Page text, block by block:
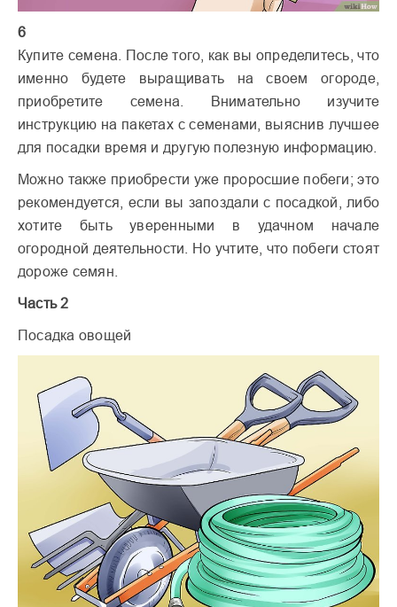
6
Купите семена. После того, как вы определитесь, что
именно будете выращивать на своем огороде,
приобретите семена. Внимательно изучите
инструкцию на пакетах с семенами, выяснив лучшее
для посадки время и другую полезную информацию.
Можно также приобрести уже проросшие побеги; это
рекомендуется, если вы запоздали с посадкой, либо
хотите быть уверенными в удачном начале
огородной деятельности. Но учтите, что побеги стоят
дороже семян.
Часть 2
Посадка овощей